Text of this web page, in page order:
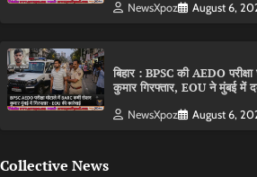
NewsXpoz August 6,
बिहार : BPSC की AEDO
कुमार गिरफ्तार, EOU ने मुंबई में
NewsXpoz August 6,
Collective News